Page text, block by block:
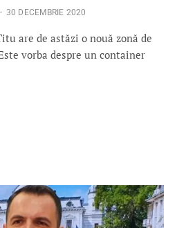
30 DECEMBRIE 2020
are de astăzi o nouă zonă de
vorba despre un container